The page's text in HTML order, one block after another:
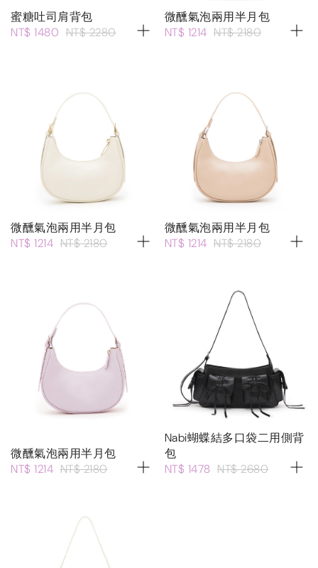
蜜糖吐司肩背包
NT$ 1480 NT$ 2280
微醺氣泡兩用半月包
NT$ 1214 NT$ 2180
微醺氣泡兩用半月包
NT$ 1214 NT$ 2180
微醺氣泡兩用半月包
NT$ 1214 NT$ 2180
微醺氣泡兩用半月包
NT$ 1214 NT$ 2180
Nabi蝴蝶結多口袋二用側背
包
NT$ 1478 NT$ 2680